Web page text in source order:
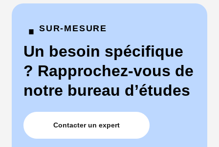
· SUR-MESURE
Un besoin spécifique
? Rapprochez-vous de
notre bureau d’études
Contacter un expert